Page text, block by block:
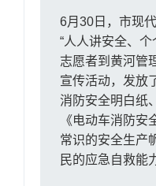
6月30日，市现
“人人讲安全、
志愿者到黄河管
宣传活动，发放
消防安全明白纸
《电动车消防安
常识的安全生产
民的应急自救能